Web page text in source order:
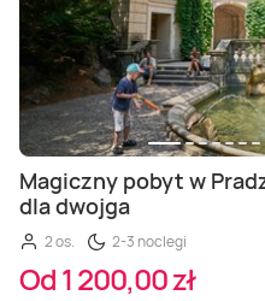
Magiczny pobyt w
dla dwojga
2 os. 2-3 noclegi
Od 1 200,00 zł